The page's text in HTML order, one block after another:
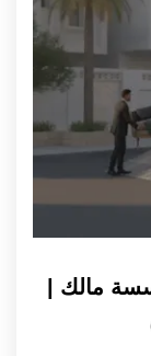
مالك |